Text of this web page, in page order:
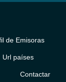
de Emisoras
Url países
Contactar